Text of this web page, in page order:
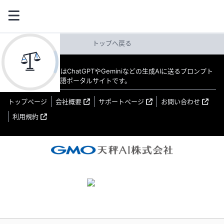
トップへ戻る
教えてAI byGMO はChatGPTやGeminiなどの生成AIに送るプロンプト
（指示文）の日本語ポータルサイトです。
トップページ 会社概要 サポートページ
お問い合わせ
利用規約